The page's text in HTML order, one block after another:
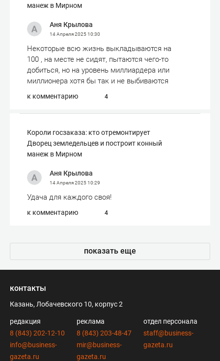
манеж в Мирном
Аня Крылова
14 Апреля 202510:30
Некоторые всю жизнь выкладываются на
100 , на месте не сидят, пытаются чего-то
добиться, но на уровень миллиардера или
миллионера хотя бы так и не выбиваются
к комментарию 4
Короли госзаказа: кто отремонтирует
Дворец земледельцев и построит конный
манеж в Мирном
Аня Крылова
14 Апреля 202510:29
Удача для каждого своя!
к комментарию 4
показать еще
контакты
Казань, Лобачевского 10, корпус 2
редакция
8 (843) 202-12-10
info@business-
gazeta.ru
реклама
8 (843) 203-48-47
mir@business-
gazeta.ru
отдел персонала
staff@business-
gazeta.ru